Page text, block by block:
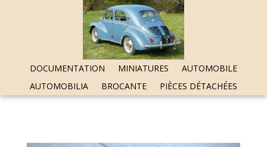
DOCUMENTATION MINIATURES
AUTOMOBILE
AUTOMOBILIA
BROCANTE PIÈCES DÉTACHÉES